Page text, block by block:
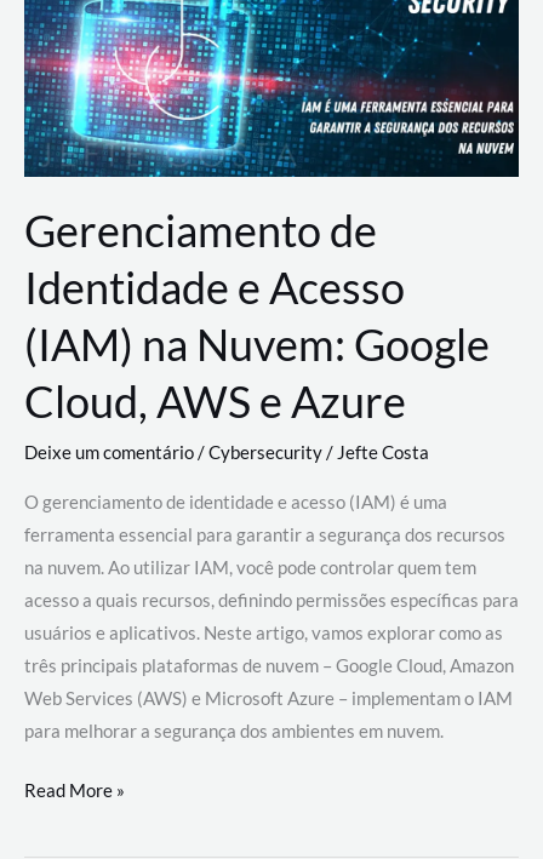
Operações
Gerenciamento de
Identidade e Acesso
(IAM) na Nuvem: Google
Cloud, AWS e Azure
Deixe um comentário/Cybersecurity/ Jefte Costa
O gerenciamento de identidade e acesso (IAM) é uma
ferramenta essencial para garantir a segurança dos recursos
na nuvem. Ao utilizar IAM, você pode controlar quem tem
acesso a quais recursos, definindo permissões específicas para
usuários e aplicativos. Neste artigo, vamos explorar como as
três principais plataformas de nuvem – Google Cloud, Amazon
Web Services (AWS) e Microsoft Azure – implementam o IAM
para melhorar a segurança dos ambientes em nuvem.
Gerenciamento
Read More »